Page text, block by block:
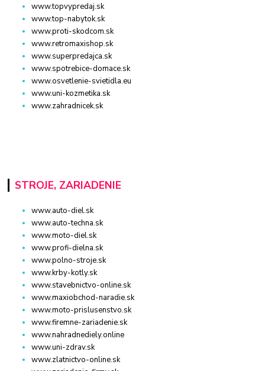
www.topvypredaj.sk
www.top-nabytok.sk
www.proti-skodcom.sk
www.retromaxishop.sk
www.superpredajca.sk
www.spotrebice-domace.sk
www.osvetlenie-svietidla.eu
www.uni-kozmetika.sk
www.zahradnicek.sk
STROJE, ZARIADENIE
www.auto-diel.sk
www.auto-techna.sk
www.moto-diel.sk
www.profi-dielna.sk
www.polno-stroje.sk
www.krby-kotly.sk
www.stavebnictvo-online.sk
www.maxiobchod-naradie.sk
www.moto-prislusenstvo.sk
www.firemne-zariadenie.sk
www.nahradnediely.online
www.uni-zdrav.sk
www.zlatnictvo-online.sk